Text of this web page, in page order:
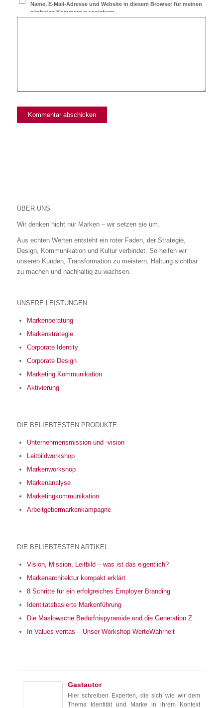
Name, E-Mail-Adresse und Website in diesem Browser für meinen
nächsten Kommentar speichern.
ÜBER UNS
Wir denken nicht nur Marken – wir setzen sie um.
Aus echten Werten entsteht ein roter Faden, der Strategie,
Design, Kommunikation und Kultur verbindet. So helfen wir
unseren Kunden, Transformation zu meistern, Haltung sichtbar
zu machen und nachhaltig zu wachsen.
UNSERE LEISTUNGEN
Markenberatung
Markenstrategie
Corporate Identity
Corporate Design
Marketing Kommunikation
Aktivierung
DIE BELIEBTESTEN PRODUKTE
Unternehmensmission und -vision
Leitbildworkshop
Markenworkshop
Markenanalyse
Marketingkommunikation
Arbeitgebermarkenkampagne
DIE BELIEBTESTEN ARTIKEL
Vision, Mission, Leitbild – was ist das eigentlich?
Markenarchitektur kompakt erklärt
8 Schritte für ein erfolgreiches Employer Branding
Identitätsbasierte Markenführung
Die Maslowsche Bedürfnispyramide und die Generation Z
In Values veritas – Unser Workshop WerteWahrheit
Gastautor
Hier schreiben Experten, die sich wie wir dem
Thema Identität und Marke in ihrem Kontext